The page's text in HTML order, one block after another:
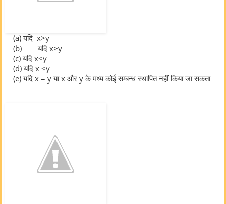
(a) यदि x>y
(b) यदि x≥y
(c) यदि x<y
(d) यदि x ≤y
(e) यदि x = y या x और y के मध्य कोई सम्बन्ध स्थापित नहीं किया जा सकता